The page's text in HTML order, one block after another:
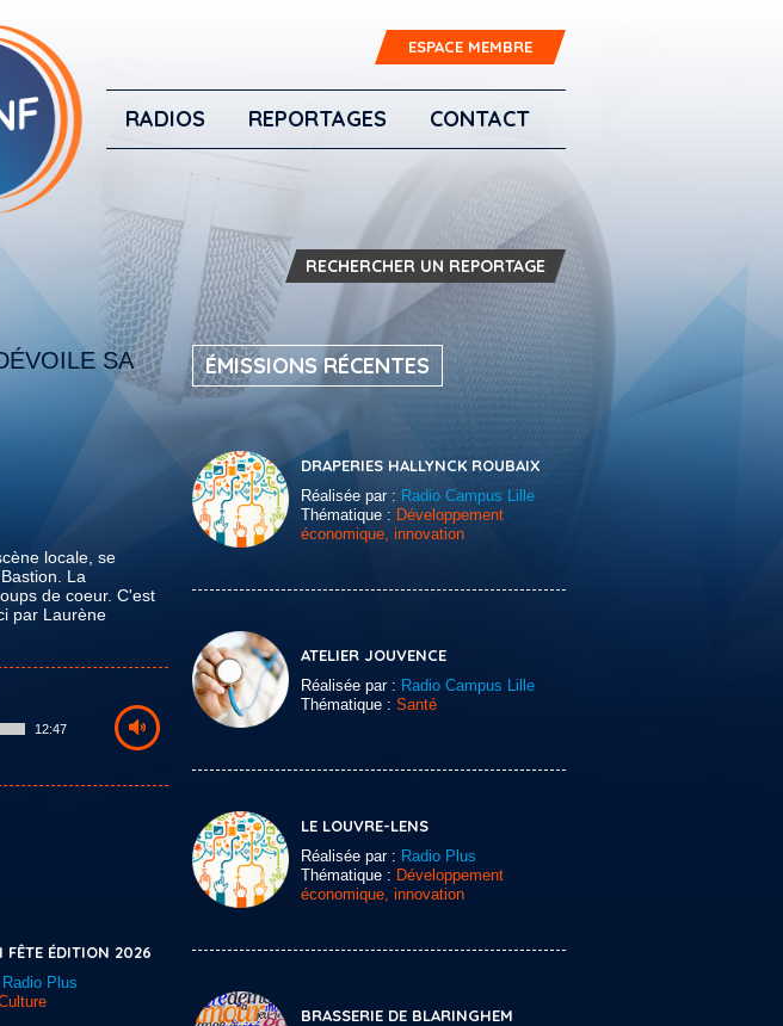
ESPACE MEMBRE
RADIOS REPORTAGES CONTACT
RECHERCHER UN REPORTAGE
SA
locale, se
La
de coeur. C'est
par Laurène
12:47
FÊTE ÉDITION 2026
Radio Plus
ÉMISSIONS RÉCENTES
DRAPERIES HALLYNCK ROUBAIX
Réalisée par : Radio Campus Lille
Thématique : Développement
économique, innovation
ATELIER JOUVENCE
Réalisée par : Radio Campus Lille
Thématique : Santé
LE LOUVRE-LENS
Réalisée par : Radio Plus
Thématique : Développement
économique, innovation
BRASSERIE DE BLARINGHEM